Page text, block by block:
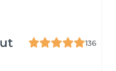
136